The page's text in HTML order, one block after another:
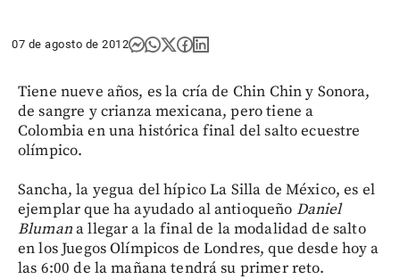
07 de agosto de 2012
Tiene nueve años, es la cría de Chin Chin y Sonora,
de sangre y crianza mexicana, pero tiene a
Colombia en una histórica final del salto ecuestre
olímpico.
Sancha, la yegua del hípico La Silla de México, es el
ejemplar que ha ayudado al antioqueño Daniel
Blumana llegar a la final de la modalidad de salto
en los Juegos Olímpicos de Londres, que desde hoy a
las 6:00 de la mañana tendrá su primer reto.